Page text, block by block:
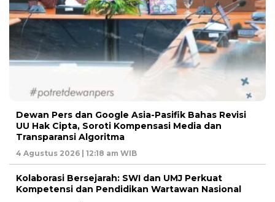
Dewan Pers dan Google Asia-Pasifik Bahas Revisi
UU Hak Cipta, Soroti Kompensasi Media dan
Transparansi Algoritma
4 Agustus 2026 | 12:18 am WIB
Kolaborasi Bersejarah: SWI dan UMJ Perkuat
Kompetensi dan Pendidikan Wartawan Nasional